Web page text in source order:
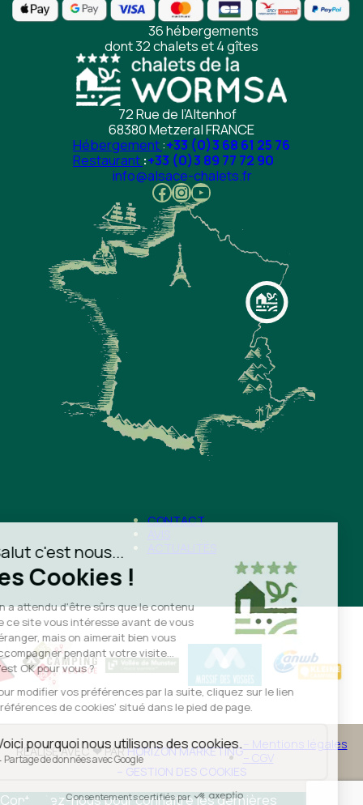
36 hébergements
dont 32 chalets et 4 gîtes
72 Rue de l’Altenhof
68380 Metzeral FRANCE
Hébergement:+33 (0)3 68 61 25 76
Restaurant :+33 (0)3 89 77 72 90
info@alsace-chalets.fr
Facebook InstagramYoutube
CONTACT
AVIS
ACTUALITÉS
RÉALISÉ AVEC❤PARHORIZON MARKETING– Mentions légales
– CGV
– GESTION DES COOKIES
Contactez-nous pour connaitre les dernières